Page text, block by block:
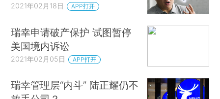
2021年02月18日 APP打开
瑞幸申请破产保护 试图暂停
美国境内诉讼
2021年02月05日 APP打开
瑞幸管理层“内斗” 陆正耀仍不